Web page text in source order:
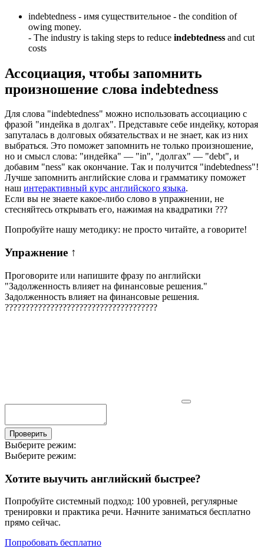
indebtedness - имя существительное - the condition of
owing money.
- The industry is taking steps to reduce indebtedness and cut
costs
Ассоциация, чтобы запомнить
произношение слова indebtedness
Для слова "indebtedness" можно использовать ассоциацию с
фразой "индейка в долгах". Представьте себе индейку, которая
запуталась в долговых обязательствах и не знает, как из них
выбраться. Это поможет запомнить не только произношение,
но и смысл слова: "индейка" — "in", "долгах" — "debt", и
добавим "ness" как окончание. Так и получится "indebtedness"!
Лучше запомнить английские слова и грамматику поможет
наш интерактивный курс английского языка.
Если вы не знаете какое-либо слово в упражнении, не
стесняйтесь открывать его, нажимая на квадратики ???
Попробуйте нашу методику: не просто читайте, а говорите!
Упражнение ↑
Проговорите или напишите фразу по английски
"Задолженность влияет на финансовые решения."
Задолженность влияет на финансовые решения.
?????????????????????????????????????
Проверить
Выберите режим:
Выберите режим:
Хотите выучить английский быстрее?
Попробуйте системный подход: 100 уровней, регулярные
тренировки и практика речи. Начните заниматься бесплатно
прямо сейчас.
Попробовать бесплатно